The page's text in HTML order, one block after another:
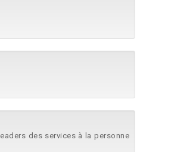
des services à la personne